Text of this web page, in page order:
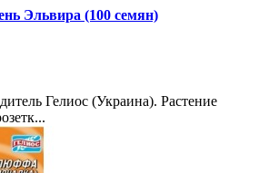
Эльвира (100 семян)
Гелиос (Украина). Растение